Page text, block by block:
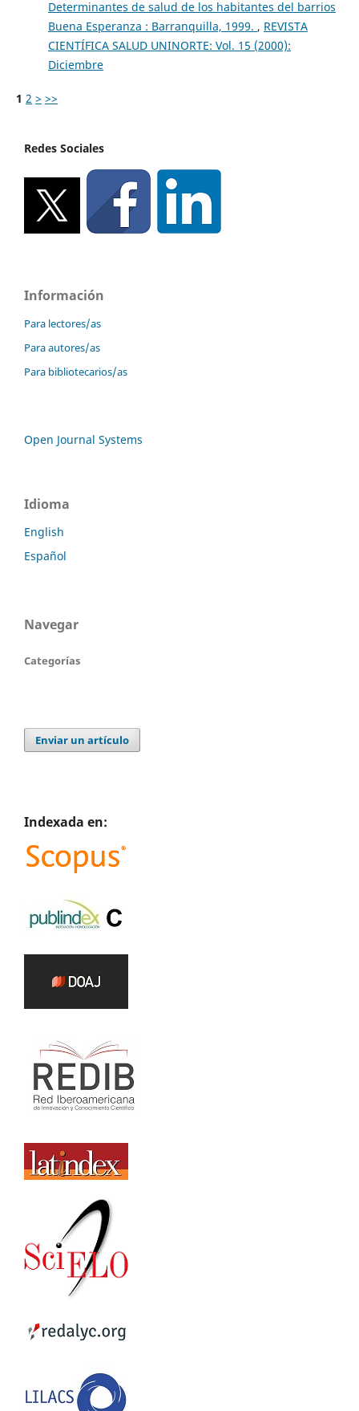
Determinantes de salud de los habitantes del barrios
Buena Esperanza : Barranquilla, 1999. , REVISTA
CIENTÍFICA SALUD UNINORTE: Vol. 15 (2000):
Diciembre
1 2 > >>
Redes Sociales
Información
Para lectores/as
Para autores/as
Para bibliotecarios/as
Open Journal Systems
Idioma
English
Español
Navegar
Categorías
Enviar un artículo
Indexada en: